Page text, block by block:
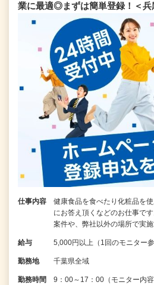
業に最適◎まずは簡単登録！＜兵
仕事内容
健康食品を食べたり化粧品を
にお答え頂くなどのお仕事で
案件や、弊社以外の場所で実
給与 5,000円以上（1回のモニター
勤務地 千葉県全域
勤務時間
9：00～17：00（モニター内